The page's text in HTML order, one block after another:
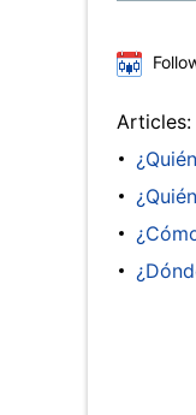
Articles: